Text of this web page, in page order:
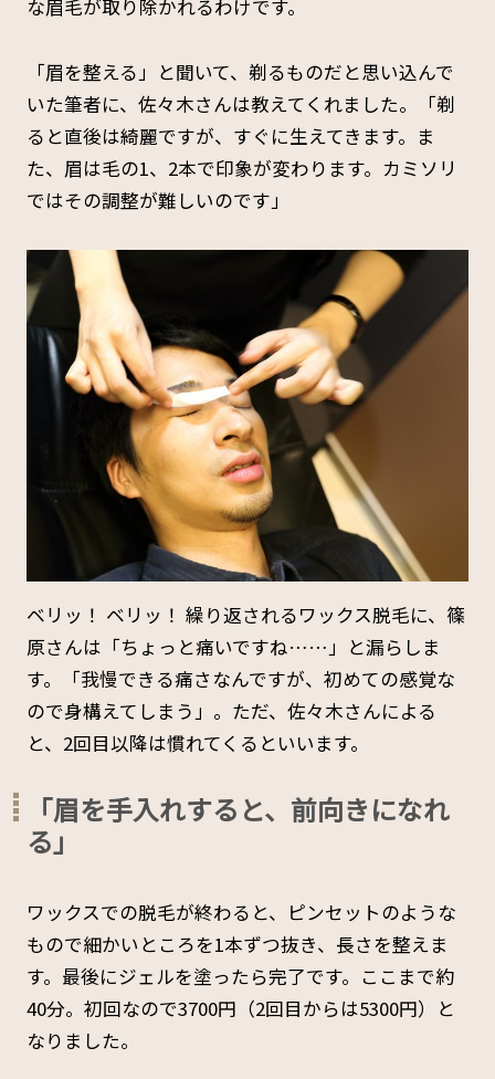
な眉毛が取り除かれるわけです。
「眉を整える」と聞いて、剃るものだと思い込んで
いた筆者に、佐々木さんは教えてくれました。「剃
ると直後は綺麗ですが、すぐに生えてきます。ま
た、眉は毛の1、2本で印象が変わります。カミソリ
ではその調整が難しいのです」
ベリッ！ ベリッ！ 繰り返されるワックス脱毛に、篠
原さんは「ちょっと痛いですね……」と漏らしま
す。「我慢できる痛さなんですが、初めての感覚な
ので身構えてしまう」。ただ、佐々木さんによる
と、2回目以降は慣れてくるといいます。
「眉を手入れすると、前向きになれ
る」
ワックスでの脱毛が終わると、ピンセットのような
もので細かいところを1本ずつ抜き、長さを整えま
す。最後にジェルを塗ったら完了です。ここまで約
40分。初回なので3700円（2回目からは5300円）と
なりました。